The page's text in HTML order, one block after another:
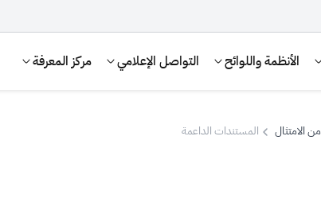
الأنظمة واللوائح التواصل الإعلامي مركز المعرفة
الامتثال المستندات الداعمة